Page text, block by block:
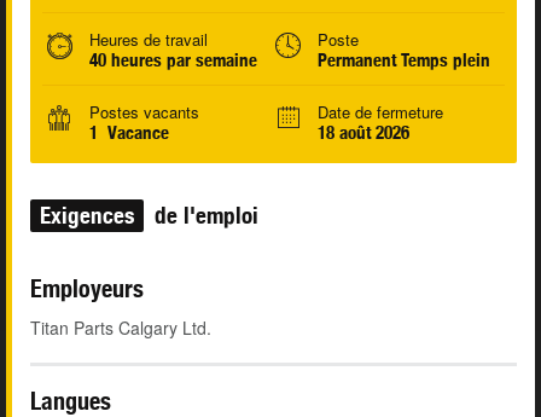
Heures de travail
40 heures par semaine
Poste
Permanent Temps plein
Postes vacants
1 Vacance
Date de fermeture
18 août 2026
Exigences de l'emploi
Employeurs
Titan Parts Calgary Ltd.
Langues